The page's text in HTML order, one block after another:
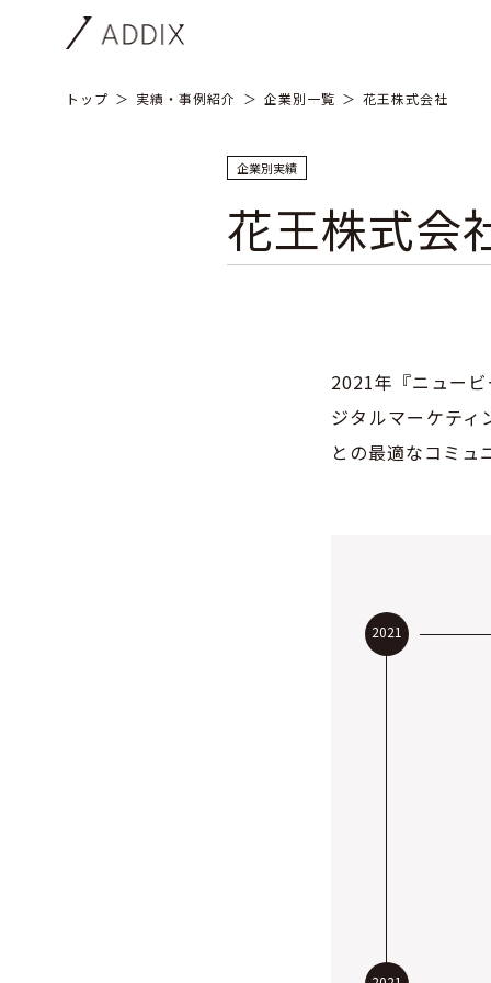
トップ 実績・事例紹介 企業別一覧 花王株式会社
企業別実績
花王株式会
2021年『ニュー
ジタルマーケティ
との最適なコミュ
2021